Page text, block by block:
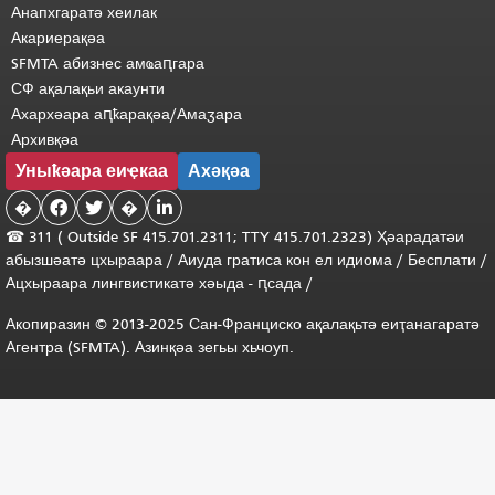
Анапхгаратә хеилак
Акариерақәа
SFMTA абизнес амҩаԥгара
СФ ақалақьи акаунти
Ахархәара аԥҟарақәа/Амаӡара
Архивқәа
Уныҟәара еиҿкаа Ахәқәа
�   � 
☎ 311 ( Outside SF 415.701.2311; TTY 415.701.2323) Ҳәарадатәи
абызшәатә цхыраара / Аиуда гратиса кон ел идиома / Бесплати /
Ацхыраара лингвистикатә хәыда - ԥсада /
Акопиразин © 2013-2025 Сан-Франциско ақалақьтә еиҭанагаратә
Агентра (SFMTA). Азинқәа зегьы хьчоуп.